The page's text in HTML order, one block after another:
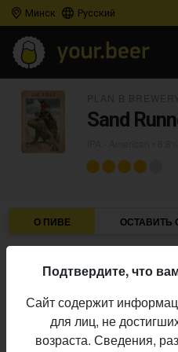
Минск Русский
Sand
О ПИВЕ ОСТАВИТЬ
Пивоварня:
Алкоголь:
6,8%
Горечь:
60 IBU
Начало
Подтвердите, что
Сайт содержит
для лиц, не
возраста. Сведения,